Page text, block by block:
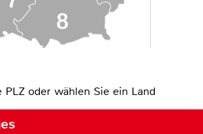
PLZ oder wählen Sie ein Land